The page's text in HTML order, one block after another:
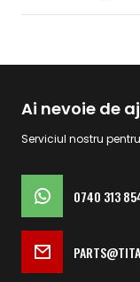
Ai nevoie de
Serviciul nostru
0740 313